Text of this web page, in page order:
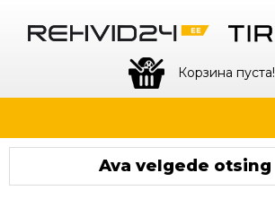
Корзина пуста!
Ava velgede otsing